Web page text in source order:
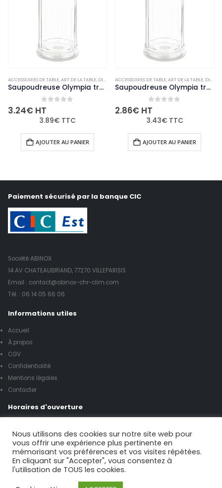
,VAISSELLE
ACCESSOIRES DE TABLE,ART DE LA TABLE, DIVERS ,NON-PALETTISABLE
Saupoudreuse Olympia trou latéral avec clapet
0out of 5
3.24€ HT
3.89€ TTC
AJOUTER AU PANIER
ACCESSOIRES DE TABLE,ART DE LA TABLE, DIVERS
Saupoudreuse Olympia trous de 4mm
0
2.86€ HT
3.43€ TTC
AJOUTER AU PANIER
Paiement sécurisé par la banque CIC
Société ABINOX
14 AV CHATEAUBRIAND, 77270 VILLEPARISIS
Email : contact@abinox-chr-clim.com
Tél. : 06 14 05 66 06
Informations utiles
Accueil
À propos
CGV
Confidentialité
Mentions légales
Contacter
Horaires d'ouverture
Samedi de 9h00 à 12h00
Nous utilisons des cookies sur notre site web pour
vous offrir une expérience plus pertinente en
mémorisant vos préférences et vos visites répétées.
En cliquant sur "Accepter", vous consentez à
l'utilisation de TOUS les cookies.